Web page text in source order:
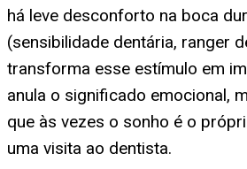
há leve desconforto na boca
(sensibilidade dentária, ranger
transforma esse estímulo em
anula o significado emocional,
que às vezes o sonho é o
uma visita ao dentista.